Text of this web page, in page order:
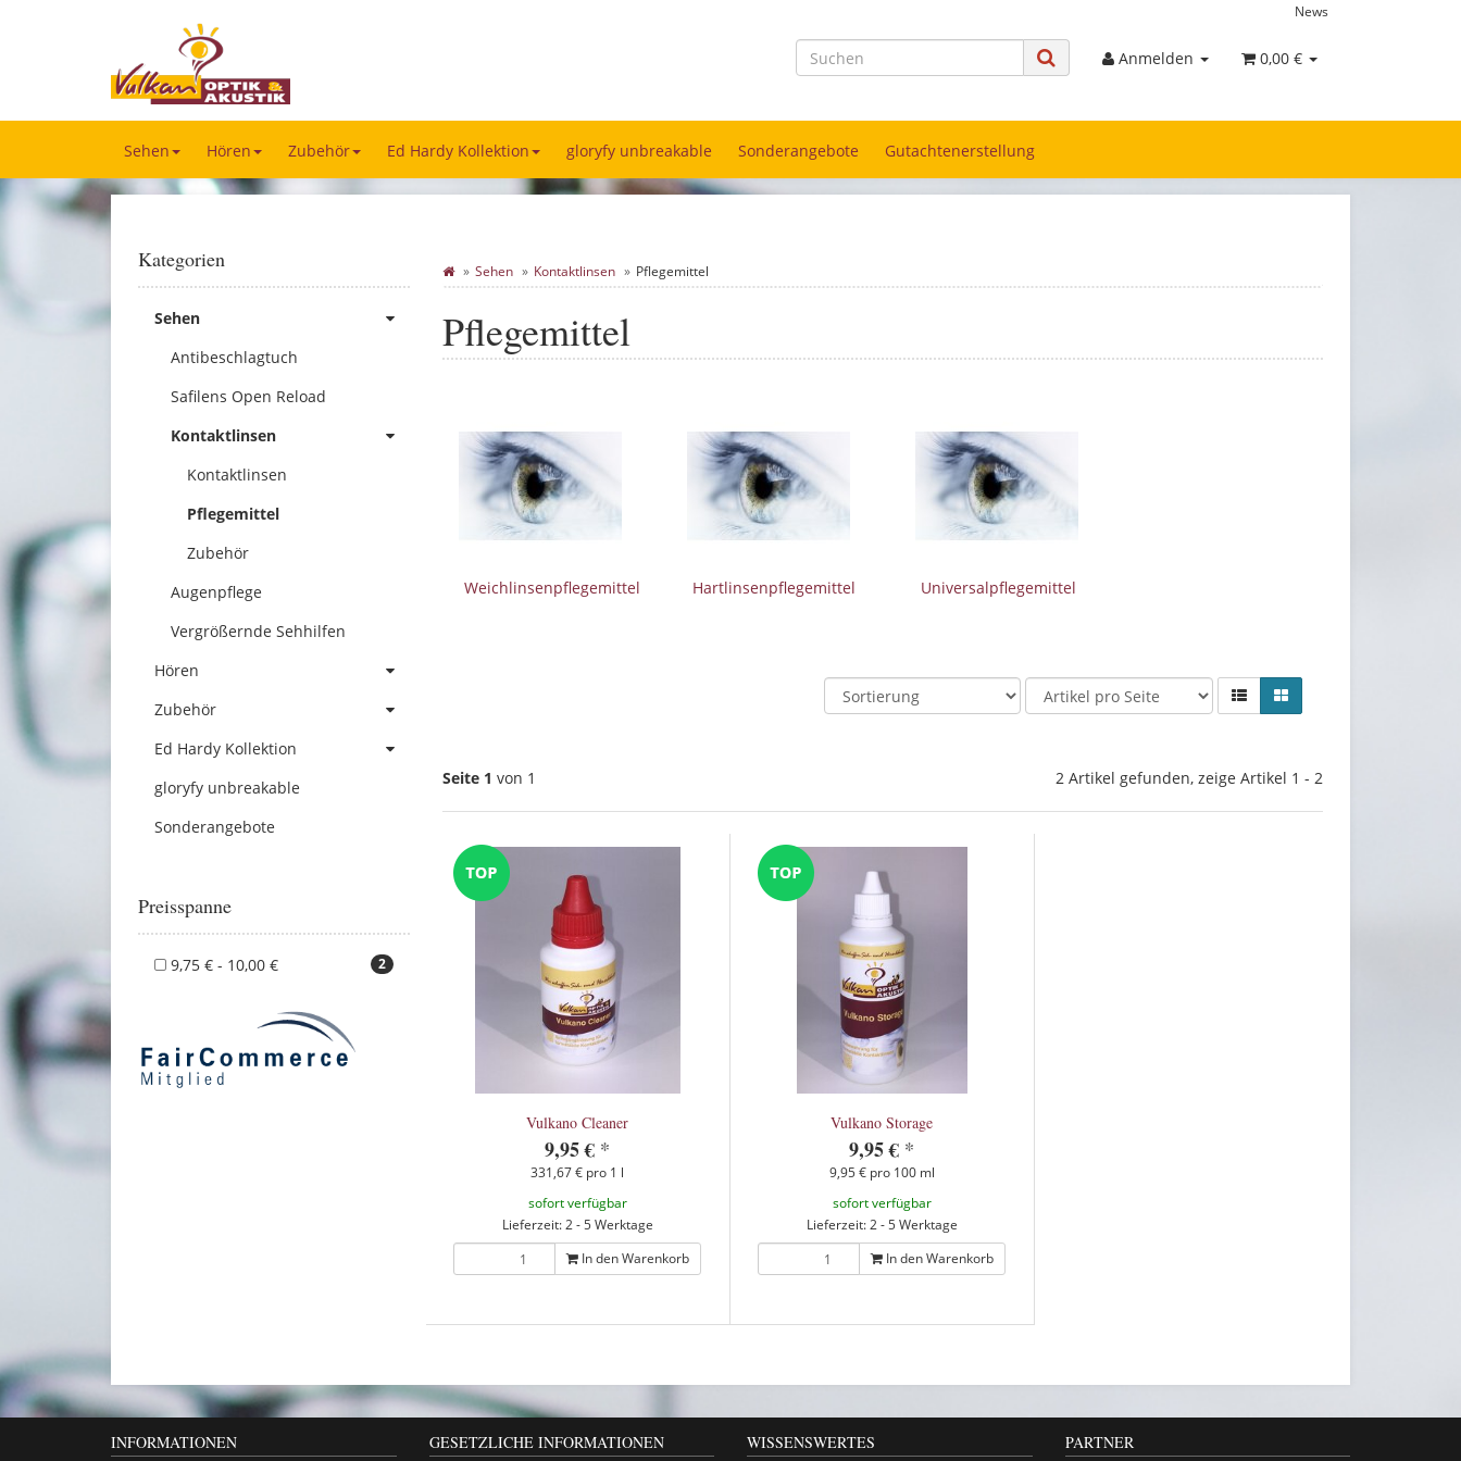
News
Anmelden 0,00 €
Sehen Hören Zubehör Ed Hardy Kollektion gloryfy unbreakable Sonderangebote Gutachtenerstellung
Sehen Kontaktlinsen Pflegemittel
Pflegemittel
Weichlinsenpflegemittel Hartlinsenpflegemittel Universalpflegemittel
Seite 1 von 1 2 Artikel gefunden, zeige Artikel 1 - 2
Vulkano Cleaner
9,95 € *
331,67 € pro 1 l
sofort verfügbar
Lieferzeit: 2 - 5 Werktage
In den Warenkorb
Vulkano Storage
9,95 € *
9,95 € pro 100 ml
sofort verfügbar
Lieferzeit: 2 - 5 Werktage
In den Warenkorb
Kategorien
Sehen
Antibeschlagtuch
Safilens Open Reload
Kontaktlinsen
Kontaktlinsen
Pflegemittel
Zubehör
Augenpflege
Vergrößernde Sehhilfen
Hören
Zubehör
Ed Hardy Kollektion
gloryfy unbreakable
Sonderangebote
Preisspanne
9,75 € - 10,00 € 2
INFORMATIONEN GESETZLICHE INFORMATIONEN WISSENSWERTES PARTNER